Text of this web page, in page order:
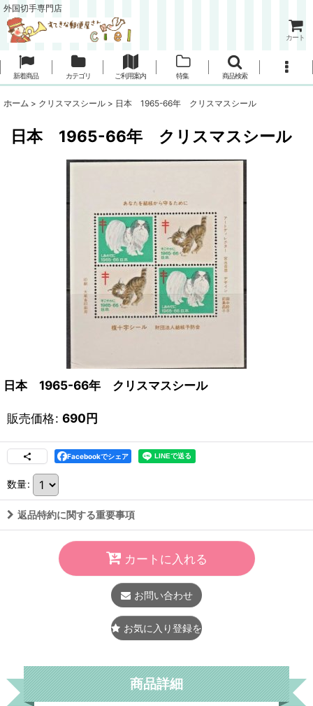
外国切手専門店
カート
新着商品 カテゴリ ご利用案内 特集 商品検索
ホーム > クリスマスシール > 日本 1965-66年 クリスマスシール
日本 1965-66年 クリスマスシール
日本 1965-66年 クリスマスシール
販売価格: 690円
Facebookでシェア
数量:
返品特約に関する重要事項
カートに入れる
お問い合わせ
お気に入り登録をする
商品詳細